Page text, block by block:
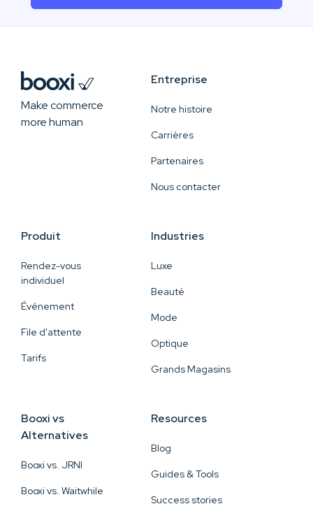
Make commerce
more human
Entreprise
Notre histoire
Carrières
Partenaires
Nous contacter
Produit
Rendez-vous
individuel
Événement
File d'attente
Tarifs
Industries
Luxe
Beauté
Mode
Optique
Grands Magasins
Booxi vs
Alternatives
Booxi vs. JRNI
Booxi vs. Waitwhile
Resources
Blog
Guides & Tools
Success stories